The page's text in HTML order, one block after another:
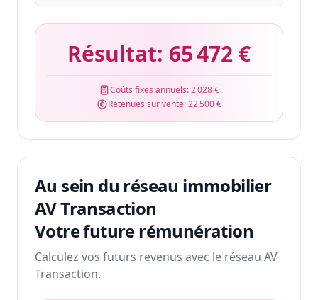
Résultat: 65 472 €
Coûts fixes annuels:2 028 €
Retenues sur vente:22 500 €
Au sein du réseau immobilier
AV Transaction
Votre future rémunération
Calculez vos futurs revenus avec le réseau AV
Transaction.